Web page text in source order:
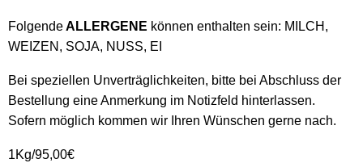
FolgendeALLERGENE können enthalten sein: MILCH,
WEIZEN, SOJA, NUSS, EI
Bei speziellen Unverträglichkeiten, bitte bei Abschluss der
Bestellung eine Anmerkung im Notizfeld hinterlassen.
Sofern möglich kommen wir Ihren Wünschen gerne nach.
1Kg/95,00€